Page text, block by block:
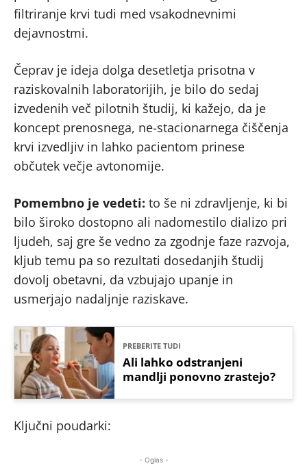
filtriranje krvi tudi med vsakodnevnimi
dejavnostmi.
Čeprav je ideja dolga desetletja prisotna v
raziskovalnih laboratorijih, je bilo do sedaj
izvedenih več pilotnih študij, ki kažejo, da je
koncept prenosnega, ne-stacionarnega čiščenja
krvi izvedljiv in lahko pacientom prinese
občutek večje avtonomije.
Pomembno je vedeti: to še ni zdravljenje, ki bi
bilo široko dostopno ali nadomestilo dializo pri
ljudeh, saj gre še vedno za zgodnje faze razvoja,
kljub temu pa so rezultati dosedanjih študij
dovolj obetavni, da vzbujajo upanje in
usmerjajo nadaljnje raziskave.
PREBERITE TUDI
Ali lahko odstranjeni
mandlji ponovno zrastejo?
Ključni poudarki:
- Oglas -